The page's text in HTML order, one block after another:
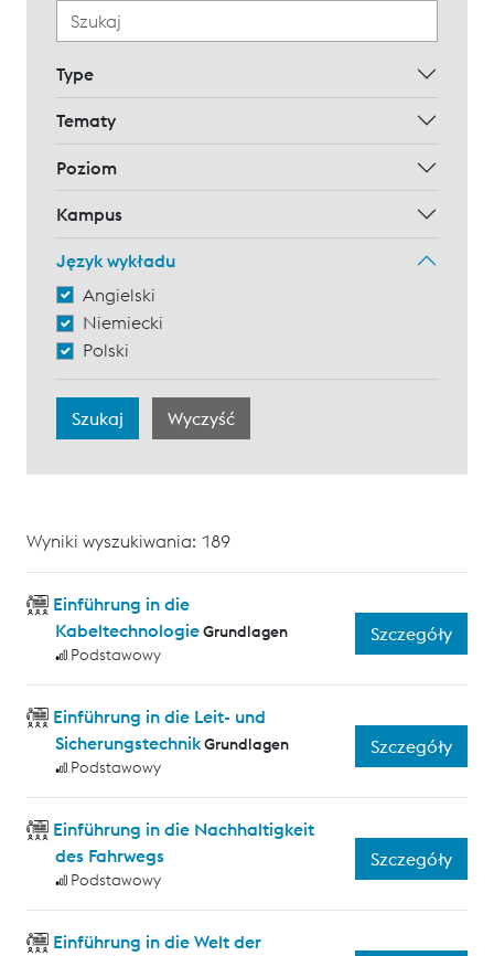
Type
Tematy
Poziom
Kampus
Język wykładu
Angielski
Niemiecki
Polski
Wyniki wyszukiwania: 189
Einführung in die
KabeltechnologieGrundlagen
Podstawowy
Szczegóły
Einführung in die Leit- und
SicherungstechnikGrundlagen
Podstawowy
Szczegóły
Einführung in die Nachhaltigkeit
des Fahrwegs
Podstawowy
Szczegóły
Einführung in die Welt der